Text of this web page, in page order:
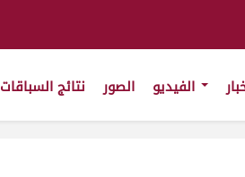
الصور نتائج السباقات